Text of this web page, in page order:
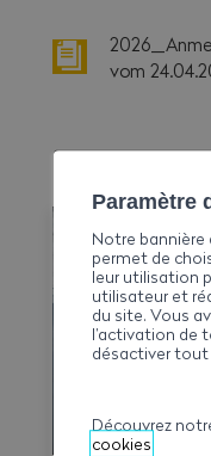
vom
Paramètre
Notre
permet de
leur utilisation
utilisateur et
du site. Vous
l’activation de
désactiver tout
Découvrez
cookies